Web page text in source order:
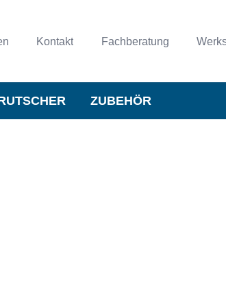
Kontakt Fachberatung
ZUBEHÖR